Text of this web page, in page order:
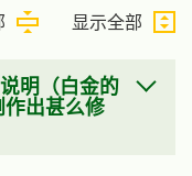
显示全部
明（白金的
出甚么修